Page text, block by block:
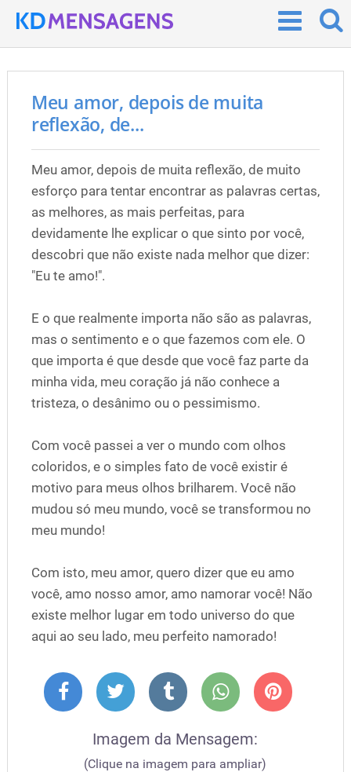
Meu amor, depois de muita
reflexão, de...
Meu amor, depois de muita reflexão, de muito
esforço para tentar encontrar as palavras certas,
as melhores, as mais perfeitas, para
devidamente lhe explicar o que sinto por você,
descobri que não existe nada melhor que dizer:
"Eu te amo!".
E o que realmente importa não são as palavras,
mas o sentimento e o que fazemos com ele. O
que importa é que desde que você faz parte da
minha vida, meu coração já não conhece a
tristeza, o desânimo ou o pessimismo.
Com você passei a ver o mundo com olhos
coloridos, e o simples fato de você existir é
motivo para meus olhos brilharem. Você não
mudou só meu mundo, você se transformou no
meu mundo!
Com isto, meu amor, quero dizer que eu amo
você, amo nosso amor, amo namorar você! Não
existe melhor lugar em todo universo do que
aqui ao seu lado, meu perfeito namorado!
Imagem da Mensagem:
(Clique na imagem para ampliar)